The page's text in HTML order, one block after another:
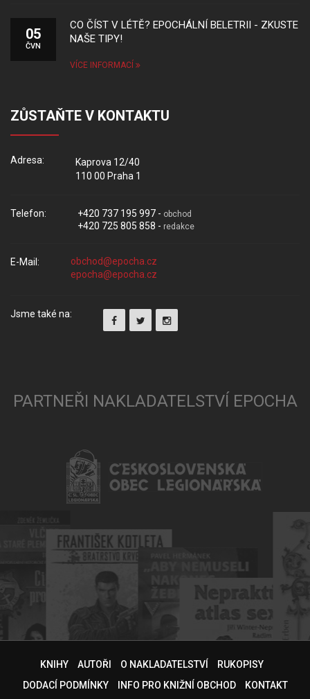
05
ČVN
CO ČÍST V LÉTĚ? EPOCHÁLNÍ BELETRII - ZKUSTE
NAŠE TIPY!
VÍCE INFORMACÍ
ZŮSTAŇTE V KONTAKTU
Adresa:
Kaprova 12/40
110 00 Praha 1
Telefon: +420 737 195 997 - obchod
+420 725 805 858 - redakce
E-Mail:
Jsme také na:
PARTNEŘI NAKLADATELSTVÍ EPOCHA
KNIHY AUTOŘI O NAKLADATELSTVÍ
RUKOPISY
DODACÍ PODMÍNKY
INFO PRO KNIŽNÍ OBCHOD KONTAKT